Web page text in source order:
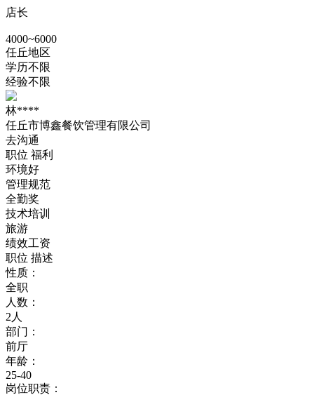
店长
4000~6000
任丘地区
学历不限
经验不限
林****
任丘市博鑫餐饮管理有限公司
去沟通
职位 福利
环境好
管理规范
全勤奖
技术培训
旅游
绩效工资
职位 描述
性质：
全职
人数：
2人
部门：
前厅
年龄：
25-40
岗位职责：